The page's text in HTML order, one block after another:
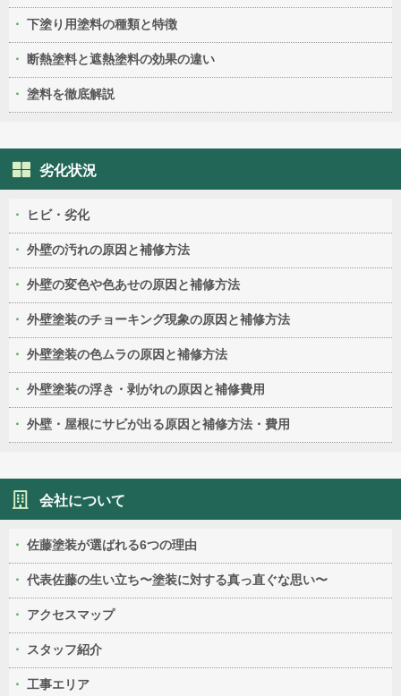
下塗り用塗料の種類と特徴
断熱塗料と遮熱塗料の効果の違い
塗料を徹底解説
劣化状況
ヒビ・劣化
外壁の汚れの原因と補修方法
外壁の変色や色あせの原因と補修方法
外壁塗装のチョーキング現象の原因と補修方法
外壁塗装の色ムラの原因と補修方法
外壁塗装の浮き・剥がれの原因と補修費用
外壁・屋根にサビが出る原因と補修方法・費用
会社について
佐藤塗装が選ばれる6つの理由
代表佐藤の生い立ち〜塗装に対する真っ直ぐな思い〜
アクセスマップ
スタッフ紹介
工事エリア